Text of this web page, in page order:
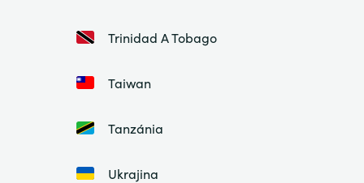
Trinidad A Tobago
Taiwan
Tanzánia
Ukrajina